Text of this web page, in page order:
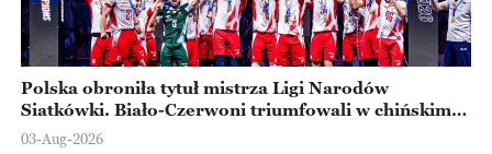
Polska obroniła tytuł mistrza Ligi Narodów
Siatkówki. Biało-Czerwoni triumfowali w chińskim
Ningbo
03-Aug-2026